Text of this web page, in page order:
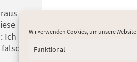
Wir verwenden Cookies, um unsere
Funktional
Ich